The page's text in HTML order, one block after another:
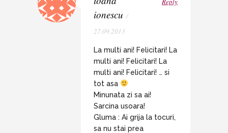
ionescu /
27.09.2013
La multi ani! Felicitari! La
multi ani! Felicitari! La
multi ani! Felicitari! … si
tot asa
Minunata zi sa ai!
Sarcina usoara!
Gluma : Ai grija la tocuri,
sa nu stai prea